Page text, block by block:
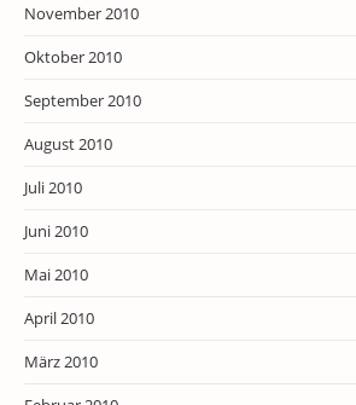
November 2010
Oktober 2010
September 2010
August 2010
Juli 2010
Juni 2010
Mai 2010
April 2010
März 2010